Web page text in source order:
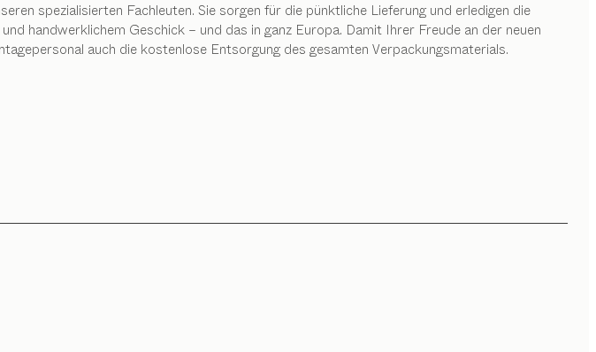
spezialisierten Fachleuten. Sie sorgen für die pünktliche Lieferung und erledigen die
handwerklichem Geschick – und das in ganz Europa. Damit Ihrer Freude an der neuen
auch die kostenlose Entsorgung des gesamten Verpackungsmaterials.